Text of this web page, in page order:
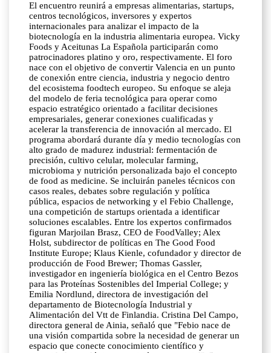
El encuentro reunirá a empresas alimentarias, startups,
centros tecnológicos, inversores y expertos
internacionales para analizar el impacto de la
biotecnología en la industria alimentaria europea. Vicky
Foods y Aceitunas La Española participarán como
patrocinadores platino y oro, respectivamente. El foro
nace con el objetivo de convertir Valencia en un punto
de conexión entre ciencia, industria y negocio dentro
del ecosistema foodtech europeo. Su enfoque se aleja
del modelo de feria tecnológica para operar como
espacio estratégico orientado a facilitar decisiones
empresariales, generar conexiones cualificadas y
acelerar la transferencia de innovación al mercado. El
programa abordará durante día y medio tecnologías con
alto grado de madurez industrial: fermentación de
precisión, cultivo celular, molecular farming,
microbioma y nutrición personalizada bajo el concepto
de food as medicine. Se incluirán paneles técnicos con
casos reales, debates sobre regulación y política
pública, espacios de networking y el Febio Challenge,
una competición de startups orientada a identificar
soluciones escalables. Entre los expertos confirmados
figuran Marjoilan Brasz, CEO de FoodValley; Alex
Holst, subdirector de políticas en The Good Food
Institute Europe; Klaus Kienle, cofundador y director de
producción de Food Brewer; Thomas Gassler,
investigador en ingeniería biológica en el Centro Bezos
para las Proteínas Sostenibles del Imperial College; y
Emilia Nordlund, directora de investigación del
departamento de Biotecnología Industrial y
Alimentación del Vtt de Finlandia. Cristina Del Campo,
directora general de Ainia, señaló que "Febio nace de
una visión compartida sobre la necesidad de generar un
espacio que conecte conocimiento científico y